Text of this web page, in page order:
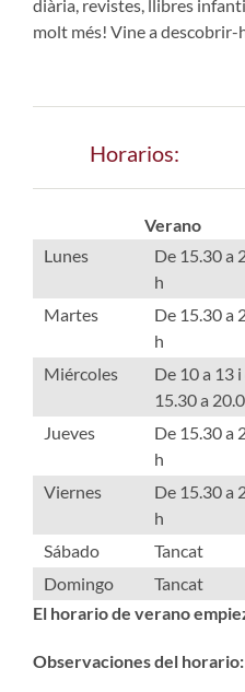
diària, revistes, llibres
molt més! Vine a descobrir-
Horarios:
Verano
Lunes
De 15.30 a
h
Martes
De 15.30 a
h
Miércoles
De 10 a 13
15.30 a
Jueves
De 15.30 a
h
Viernes
De 15.30 a
h
Sábado
Tancat
Domingo
Tancat
El horario de verano
Observaciones del horario: